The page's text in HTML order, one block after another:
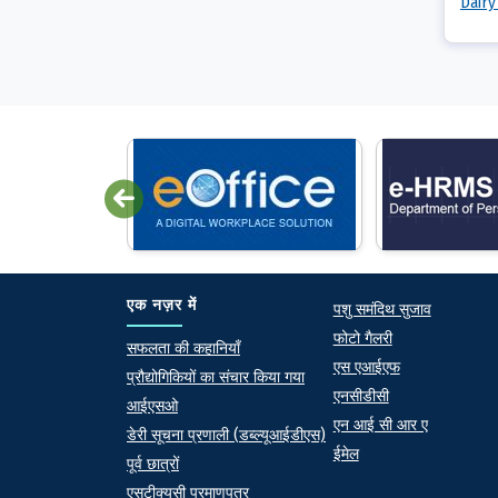
एक नज़र में
At a Glance
सफलता की कहानियाँ
प्रौद्योगिकियों का संचार किया गया
आईएसओ
डेरी सूचना प्रणाली (डब्ल्यूआईडीएस)
पूर्व छात्रों
एसटीक्यूसी प्रमाणपत्र
Quick links
पशु समंदिथ सुजाव
फोटो गैलरी
एस एआईएफ
एनसीडीसी
एन आई सी आर ए
ईमेल